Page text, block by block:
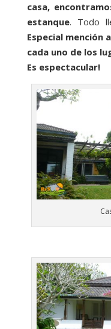
casa,
estanque. Todo
Especial mención
cada uno de los
Es espectacular!